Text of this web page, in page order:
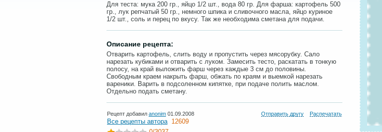
Для теста: мука 200 гр., яйцо 1/2 шт., вода 80 гр. Для фарша: картофель 500
гр., лук репчатый 50 гр., немного шпика и сливочного масла, яйцо куриное
1/2 шт., соль и перец по вкусу. Так же необходима сметана для подачи.
Описание рецепта:
Отварить картофель, слить воду и пропустить через мясорубку. Сало
нарезать кубиками и отварить с луком. Замесить тесто, раскатать в тонкую
полосу, на край выложить фарш через каждые 3 см до половины.
Свободным краем накрыть фарш, обжать по краям и выемкой нарезать
вареники. Варить в подсоленном кипятке, при подаче полить маслом.
Отдельно подать сметану.
Рецепт добавил anonim 01.09.2008 Отправить другу Распечатать
Все рецепты автора 12609